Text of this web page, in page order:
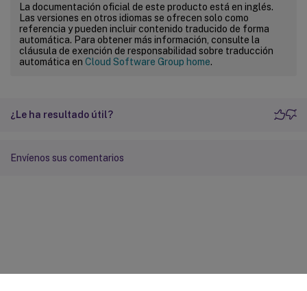
La documentación oficial de este producto está en inglés.
Las versiones en otros idiomas se ofrecen solo como
referencia y pueden incluir contenido traducido de forma
automática. Para obtener más información, consulte la
cláusula de exención de responsabilidad sobre traducción
automática en Cloud Software Group home.
¿Le ha resultado útil?
Envíenos sus comentarios